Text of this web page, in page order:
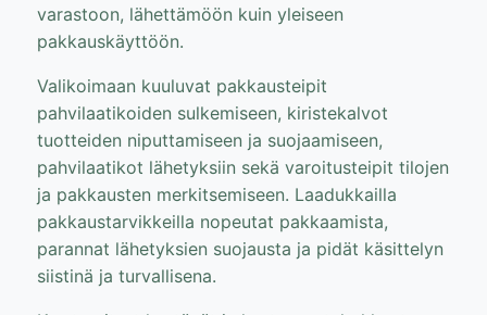
varastoon, lähettämöön kuin yleiseen
pakkauskäyttöön.
Valikoimaan kuuluvat pakkausteipit
pahvilaatikoiden sulkemiseen, kiristekalvot
tuotteiden niputtamiseen ja suojaamiseen,
pahvilaatikot lähetyksiin sekä varoitusteipit tilojen
ja pakkausten merkitsemiseen. Laadukkailla
pakkaustarvikkeilla nopeutat pakkaamista,
parannat lähetyksien suojausta ja pidät käsittelyn
siistinä ja turvallisena.